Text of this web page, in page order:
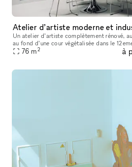
Atelier d’artiste moderne et
Un atelier d’artiste complètement rénové,
au fond d’une cour végétalisée dans le
Idéal pour les Showroom, shooting photos…
76 m2 à